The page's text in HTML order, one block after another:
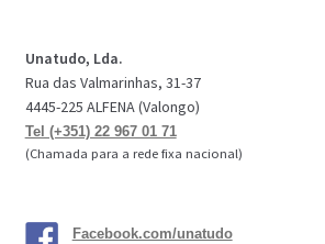
Unatudo, Lda.
Rua das Valmarinhas, 31-37
4445-225 ALFENA (Valongo)
Tel (+351) 22 967 01 71
(Chamada para a rede fixa nacional)
Facebook.com/unatudo